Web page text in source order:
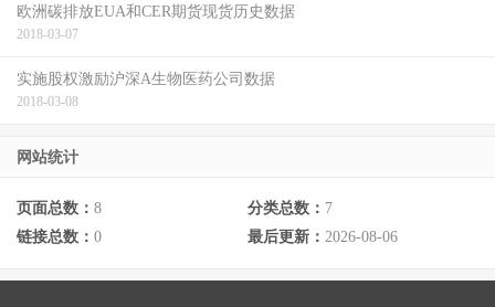
欧洲碳排放EUA和CER期货现货历史数据
2018-03-07
实施股权激励沪深A生物医药公司数据
2018-03-08
网站统计
页面总数： 8 分类总数： 7
链接总数： 0 最后更新： 2026-08-06